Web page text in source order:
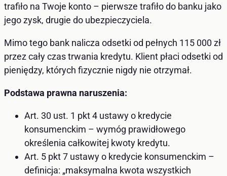
trafiło na Twoje konto – pierwsze trafiło do banku jako
jego zysk, drugie do ubezpieczyciela.
Mimo tego bank nalicza odsetki od pełnych 115 000 zł
przez cały czas trwania kredytu. Klient płaci odsetki od
pieniędzy, których fizycznie nigdy nie otrzymał.
Podstawa prawna naruszenia:
Art. 30 ust. 1 pkt 4 ustawy o kredycie
konsumenckim – wymóg prawidłowego
określenia całkowitej kwoty kredytu.
Art. 5 pkt 7 ustawy o kredycie konsumenckim –
definicja: „maksymalna kwota wszystkich